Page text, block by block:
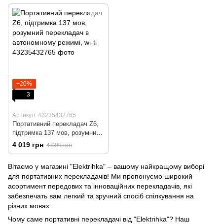
−20%
3
Артикул: 43235432765
Портативний перекладач Z6,
підтримка 137 мов, розумний
перекладач в автономному
режимі, wi-fi
4 019 грн 4 999 грн
Вітаємо у магазині "Elektrihka" – вашому найкращому виборі
для портативних перекладачів! Ми пропонуємо широкий
асортимент передових та інноваційних перекладачів, які
забезпечать вам легкий та зручний спосіб спілкування на
різних мовах.
Чому саме портативні перекладачі від "Elektrihka"? Наш